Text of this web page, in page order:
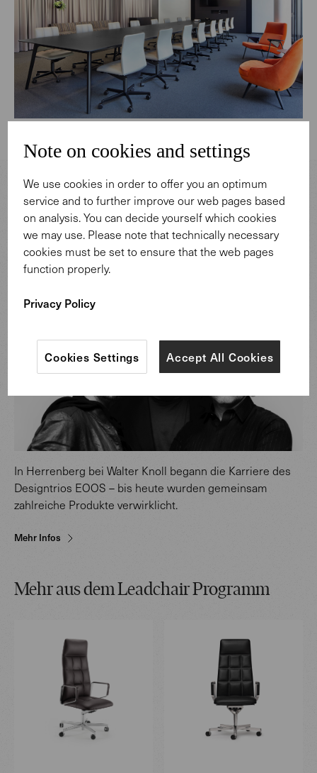
Design: EOOS.
In Herrenberg bei Walter Knoll begann die Karriere des
Designtrios EOOS – bis heute wurden gemeinsam
zahlreiche Produkte verwirklicht.
Mehr Infos
Mehr aus dem Leadchair Programm
Note on cookies and settings
We use cookies in order to offer you an optimum
service and to further improve our web pages based
on analysis. You can decide yourself which cookies
we may use. Please note that technically necessary
cookies must be set to ensure that the web pages
function properly.
Privacy Policy
Accept All Cookies
Cookies Settings